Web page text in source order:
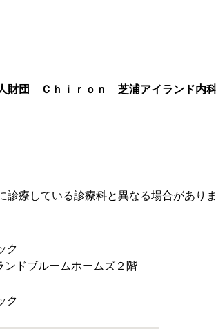
財団 Ｃｈｉｒｏｎ 芝浦アイランド内
療している診療科と異なる場合があり
ク
ドブルームホームズ２階
ク